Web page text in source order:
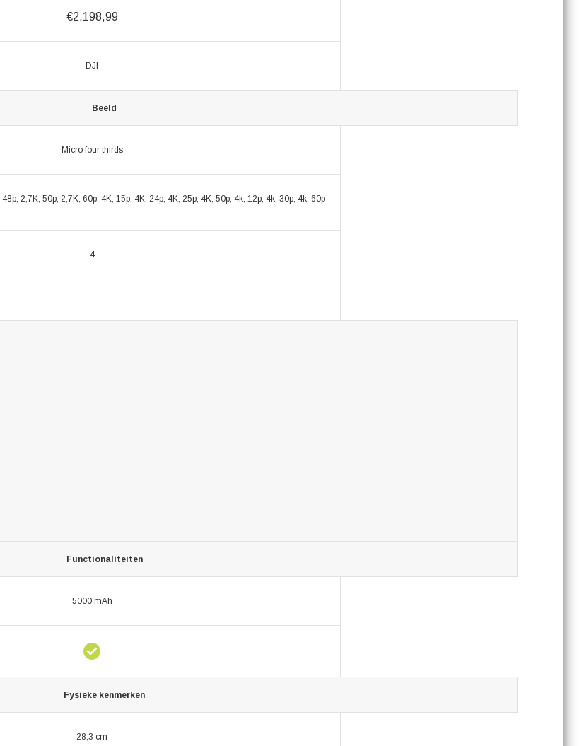
€2.198,99
DJI
Beeld
Micro four thirds
2,7K, 50p, 2,7K, 60p, 4K, 15p, 4K, 24p, 4K, 25p, 4K, 50p, 4k, 12p, 4k, 30p, 4k, 60p
4
Functionaliteiten
5000 mAh
Fysieke kenmerken
28,3 cm